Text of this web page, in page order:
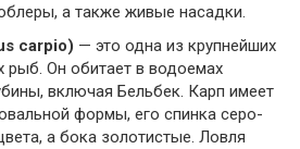
а также живые насадки.
carpio) — это одна из крупнейших
рыб. Он обитает в водоемах
включая Бельбек. Карп имеет
формы, его спинка серо-
а бока золотистые. Ловля